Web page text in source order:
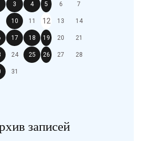
3 4 5 6 7
10 11 12 13 14
17 18 19 20 21
24 25 26 27 28
31
записей